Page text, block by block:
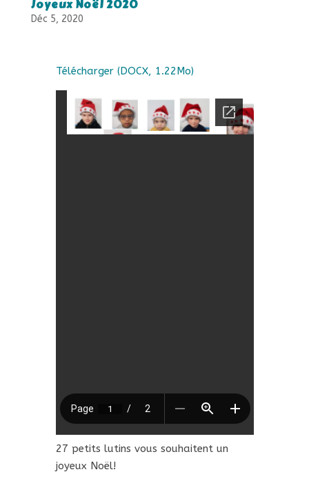
Joyeux Noël 2020
Déc 5, 2020
Télécharger (DOCX, 1.22Mo)
27 petits lutins vous souhaitent un
joyeux Noël!